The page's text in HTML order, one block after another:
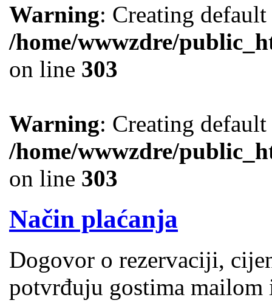
Warning: Creating
/home/wwwzdre/
on line 303
Warning: Creating
/home/wwwzdre/
on line 303
Način plaćanja
Dogovor o rezervaciji,
potvrđuju gostima